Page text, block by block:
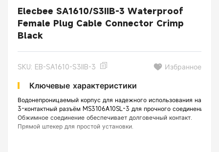
Elecbee SA1610/S3IIB-3 Waterproof
Female Plug Cable Connector Crimp
Black
SKU: EB-SA1610-S3IIB-3 Избранное
Ключевые характеристики
Водонепроницаемый корпус для надежного использования на
3-контактный разъём MS3106A10SL-3 для прочного соединения.
Обжимное соединение обеспечивает долговечный контакт.
Прямой штекер для простой установки.